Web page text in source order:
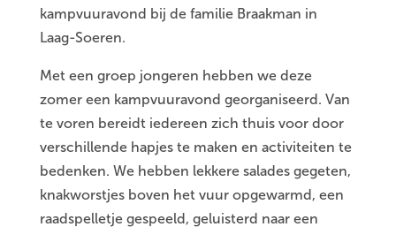
kampvuuravond bij de familie Braakman in
Laag-Soeren.
Met een groep jongeren hebben we deze
zomer een kampvuuravond georganiseerd. Van
te voren bereidt iedereen zich thuis voor door
verschillende hapjes te maken en activiteiten te
bedenken. We hebben lekkere salades gegeten,
knakworstjes boven het vuur opgewarmd, een
raadspelletje gespeeld, geluisterd naar een